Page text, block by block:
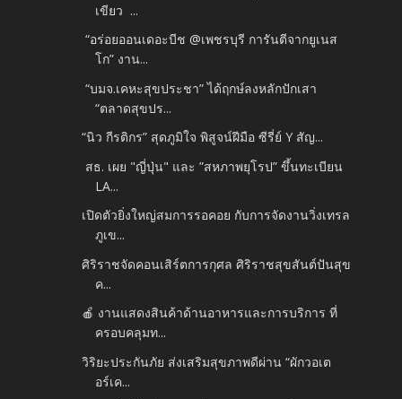
เขียว ...
“อร่อยออนเดอะบีช @เพชรบุรี การันตีจากยูเนส
โก” งาน...
“บมจ.เคหะสุขประชา” ได้ฤกษ์ลงหลักปักเสา
“ตลาดสุขปร...
“นิว กีรติกร” สุดภูมิใจ พิสูจน์ฝีมือ ซีรี่ย์ Y สัญ...
สธ. เผย "ญี่ปุ่น" และ ”สหภาพยุโรป” ขึ้นทะเบียน
LA...
เปิดตัวยิ่งใหญ่สมการรอคอย กับการจัดงานวิ่งเทรล
ภูเข...
ศิริราชจัดคอนเสิร์ตการกุศล ศิริราชสุขสันต์ปันสุข
ค...
🍎 งานแสดงสินค้าด้านอาหารและการบริการ ที่
ครอบคลุมท...
วิริยะประกันภัย ส่งเสริมสุขภาพดีผ่าน “ผักวอเต
อร์เค...